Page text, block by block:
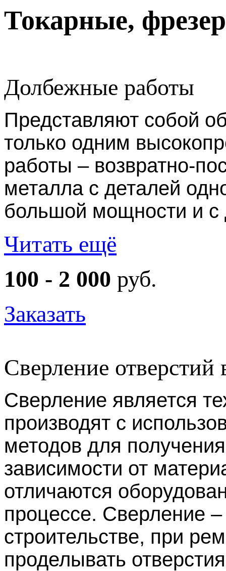
Токарные,
Долбежные работы
Представляют собой
только одним
работы – возвратно-
металла с деталей
большой мощности и с
Читать ещё
100 - 2 000 руб.
Заказать
Сверление отверстий
Сверление является
производят с
методов для
зависимости от
отличаются
процессе. Сверление
строительстве, при
проделывать